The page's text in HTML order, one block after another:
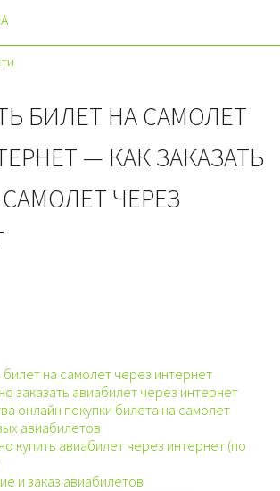
БИЛЕТ НА САМОЛЕТ
— КАК ЗАКАЗАТЬ
ЧЕРЕЗ
билет на самолет через интернет
заказать авиабилет через интернет
онлайн покупки билета на самолет
авиабилетов
купить авиабилет через интернет (по
и заказ авиабилетов